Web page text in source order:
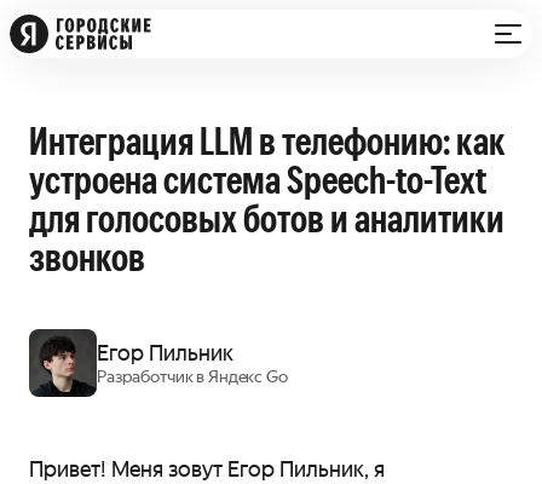
Интеграция LLM в телефонию: как
устроена система Speech-to-Text
для голосовых ботов и аналитики
звонков
Егор Пильник
Разработчик в Яндекс Go
Привет! Меня зовут Егор Пильник, я